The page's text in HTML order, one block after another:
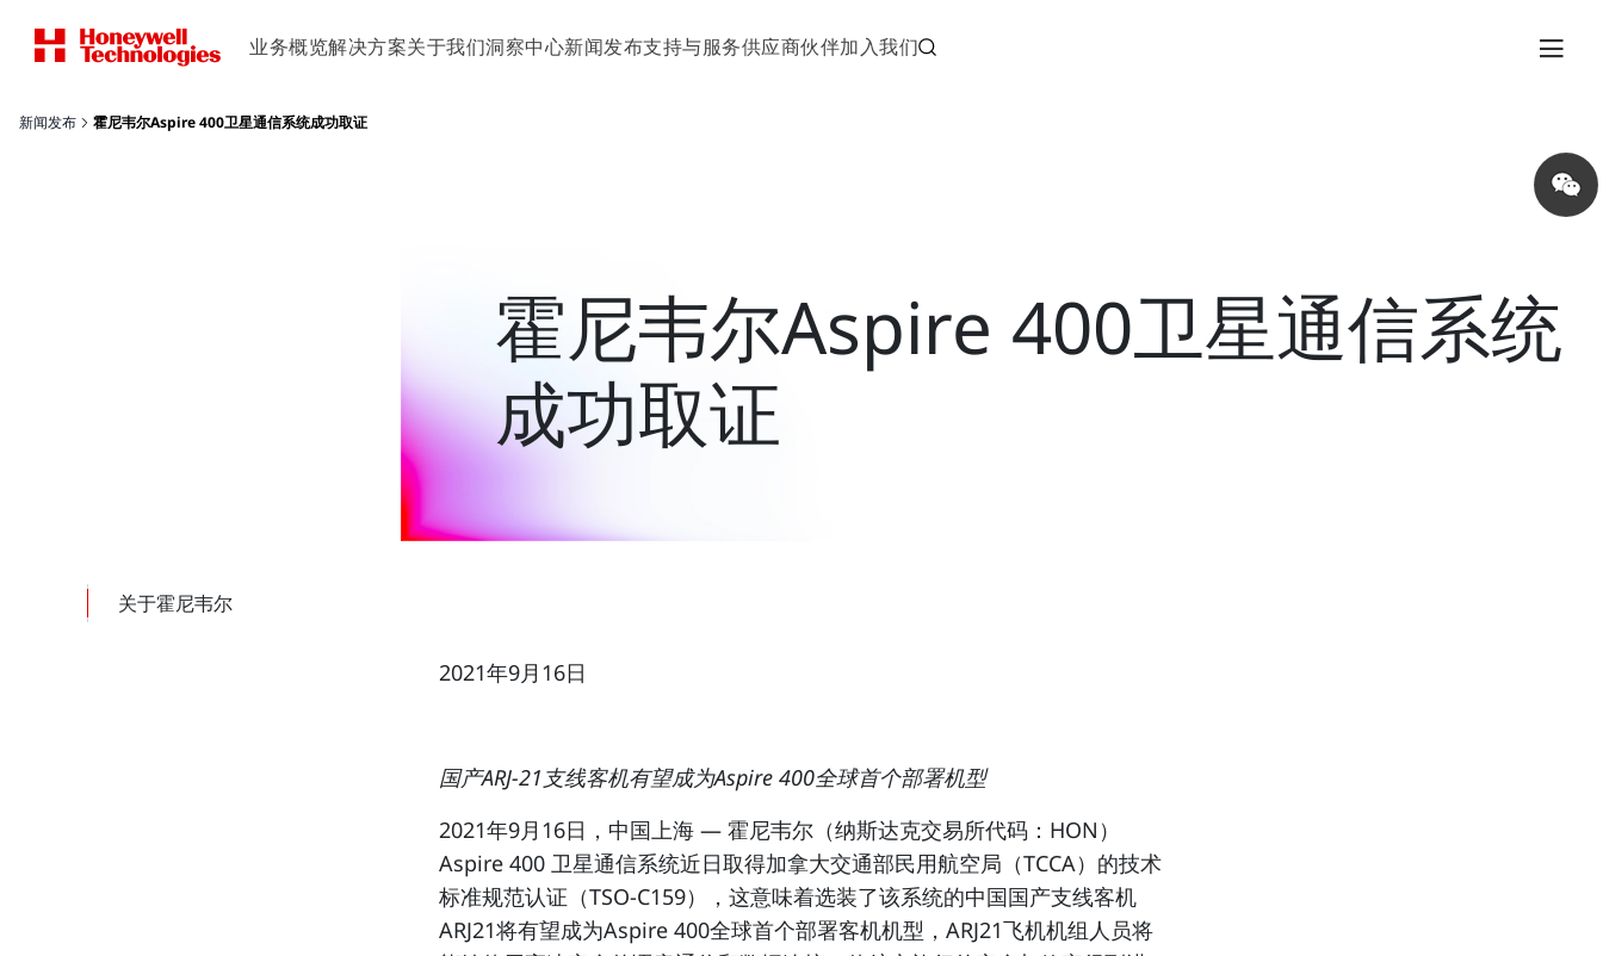
业务概览解决方案关于我们洞察中心新闻发布支持与服务供应商伙伴加入我们
新闻发布 霍尼韦尔Aspire 400卫星通信系统成功取证
Share
on
wechat
霍尼韦尔Aspire 400卫星通信系统
成功取证
关于霍尼韦尔
2021年9月16日
国产ARJ-21支线客机有望成为Aspire 400全球首个部署机型
2021年9月16日，中国上海 — 霍尼韦尔 （纳斯达克交易所代码：HON）
Aspire 400 卫星通信系统近日取得加拿大交通部民用航空局（TCCA）的技术
标准规范认证（TSO-C159），这意味着选装了该系统的中国国产支线客机
ARJ21将有望成为Aspire 400全球首个部署客机机型，ARJ21飞机机组人员将